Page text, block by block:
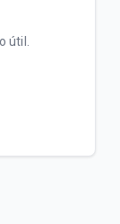
útil.